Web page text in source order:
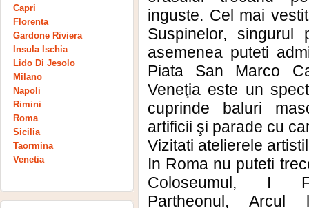
Capri
Florenta
Gardone Riviera
Insula Ischia
Lido Di Jesolo
Milano
Napoli
Rimini
Roma
Sicilia
Taormina
Venetia
inguste. Cel mai
Suspinelor, singurul
asemenea puteti
Piata San Marco
Veneţia este un
cuprinde baluri
artificii şi parade cu
Vizitati atelierele
In Roma nu puteti
Coloseumul, I
Partheonul, Arcul